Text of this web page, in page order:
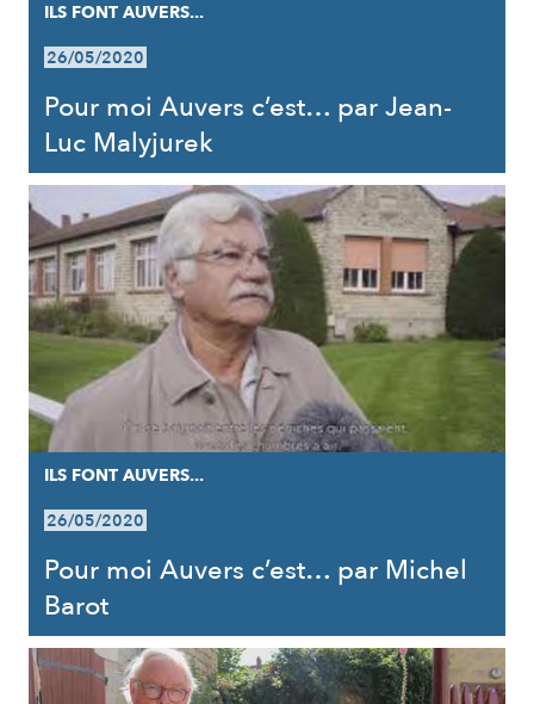
ILS FONT AUVERS...
26/05/2020
Pour moi Auvers c’est… par Jean-
Luc Malyjurek
ILS FONT AUVERS...
26/05/2020
Pour moi Auvers c’est… par Michel
Barot